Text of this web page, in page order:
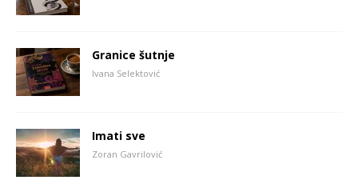
Granice šutnje
Ivana Selektović
Imati sve
Zoran Gavrilović